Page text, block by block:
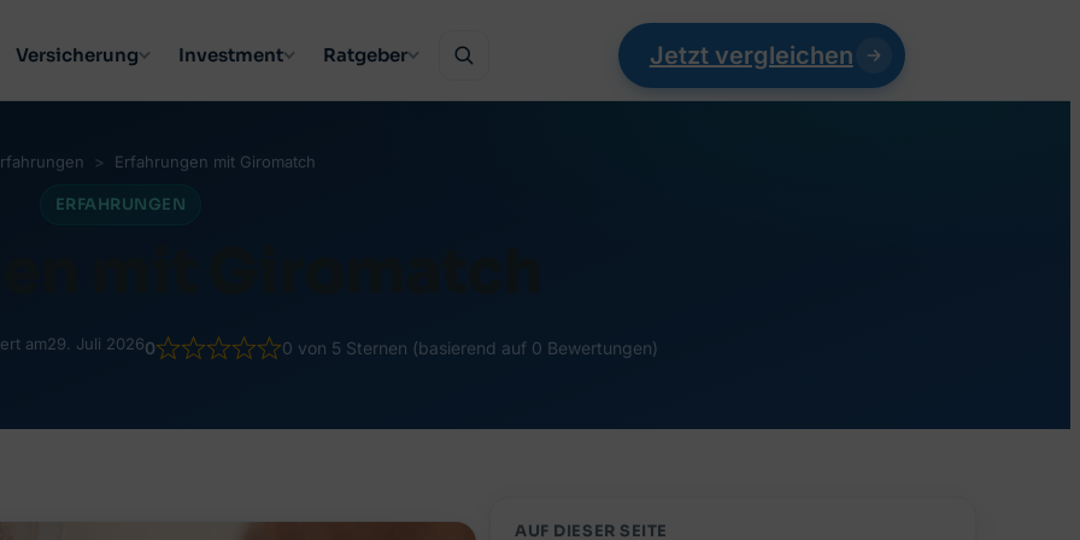
Versicherung Investment Ratgeber Jetzt vergleichen
Erfahrungen mit Giromatch
ERFAHRUNGEN
am29. Juli 20260 0 von 5 Sternen (basierend auf 0 Bewertungen)
AUF DIESER SEITE